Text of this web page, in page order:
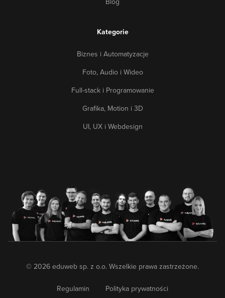
Blog
Kategorie
Biznes i Automatyzacje
Foto, Audio i Wideo
Full-stack i Programowanie
Grafika, Motion i 3D
UI, UX i Webdesign
© 2026 eduweb sp. z o.o. Wszelkie prawa zastrzeżone.
Regulamin Polityka prywatności